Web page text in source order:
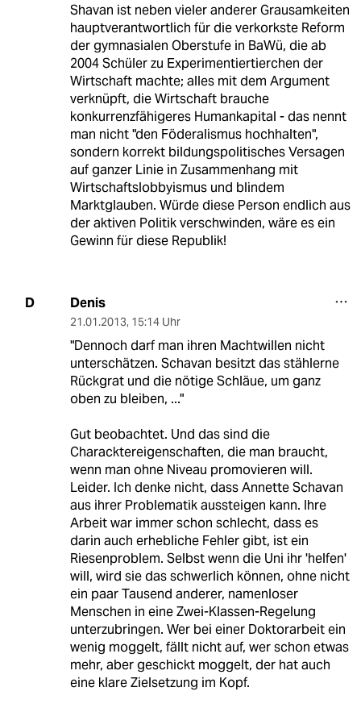
Shavan ist neben vieler anderer Grausamkeiten
hauptverantwortlich für die verkorkste Reform
der gymnasialen Oberstufe in BaWü, die ab
2004 Schüler zu Experimentiertierchen der
Wirtschaft machte; alles mit dem Argument
verknüpft, die Wirtschaft brauche
konkurrenzfähigeres Humankapital - das nennt
man nicht "den Föderalismus hochhalten",
sondern korrekt bildungspolitisches Versagen
auf ganzer Linie in Zusammenhang mit
Wirtschaftslobbyismus und blindem
Marktglauben. Würde diese Person endlich aus
der aktiven Politik verschwinden, wäre es ein
Gewinn für diese Republik!
D Denis
21.01.2013, 15:14 Uhr
"Dennoch darf man ihren Machtwillen nicht
unterschätzen. Schavan besitzt das stählerne
Rückgrat und die nötige Schläue, um ganz
oben zu bleiben, ..."
Gut beobachtet. Und das sind die
Characktereigenschaften, die man braucht,
wenn man ohne Niveau promovieren will.
Leider. Ich denke nicht, dass Annette Schavan
aus ihrer Problematik aussteigen kann. Ihre
Arbeit war immer schon schlecht, dass es
darin auch erhebliche Fehler gibt, ist ein
Riesenproblem. Selbst wenn die Uni ihr 'helfen'
will, wird sie das schwerlich können, ohne nicht
ein paar Tausend anderer, namenloser
Menschen in eine Zwei-Klassen-Regelung
unterzubringen. Wer bei einer Doktorarbeit ein
wenig moggelt, fällt nicht auf, wer schon etwas
mehr, aber geschickt moggelt, der hat auch
eine klare Zielsetzung im Kopf.